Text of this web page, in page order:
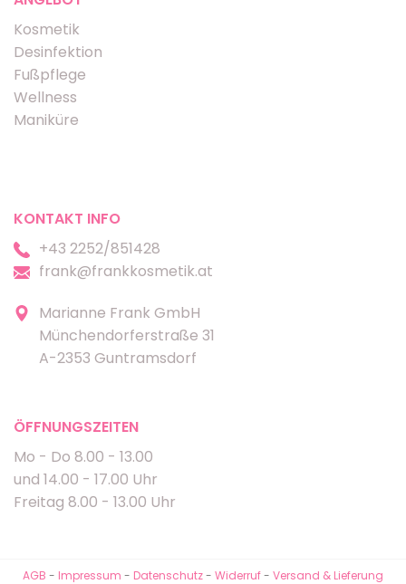
Kosmetik
Desinfektion
Fußpflege
Wellness
Maniküre
KONTAKT INFO
+43 2252/851428
frank@frankkosmetik.at
Marianne Frank GmbH
Münchendorferstraße 31
A-2353 Guntramsdorf
ÖFFNUNGSZEITEN
Mo - Do 8.00 - 13.00
und 14.00 - 17.00 Uhr
Freitag 8.00 - 13.00 Uhr
AGB - Impressum - Datenschutz- Widerruf- Versand & Lieferung